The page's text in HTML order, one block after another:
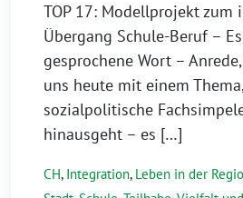
TOP 17: Modellprojekt zum
Übergang Schule-Beruf –
gesprochene Wort –
uns heute mit einem
sozialpolitische
hinausgeht – es […]
CH, Integration, Leben in der